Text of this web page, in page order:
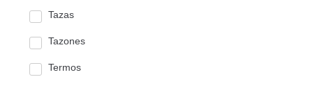
Tazas
Tazones
Termos